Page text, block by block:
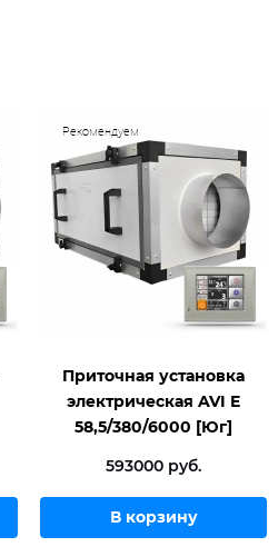
Рекомендуем
Приточная установка
электрическая AVI E
58,5/380/6000 [Юг]
593000 руб.
В корзину